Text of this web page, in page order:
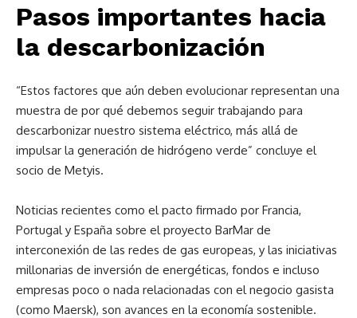
Pasos importantes hacia
la descarbonización
“Estos factores que aún deben evolucionar representan una
muestra de por qué debemos seguir trabajando para
descarbonizar nuestro sistema eléctrico, más allá de
impulsar la generación de hidrógeno verde” concluye el
socio de Metyis.
Noticias recientes como el pacto firmado por Francia,
Portugal y España sobre el proyecto BarMar de
interconexión de las redes de gas europeas, y las iniciativas
millonarias de inversión de energéticas, fondos e incluso
empresas poco o nada relacionadas con el negocio gasista
(como Maersk), son avances en la economía sostenible.